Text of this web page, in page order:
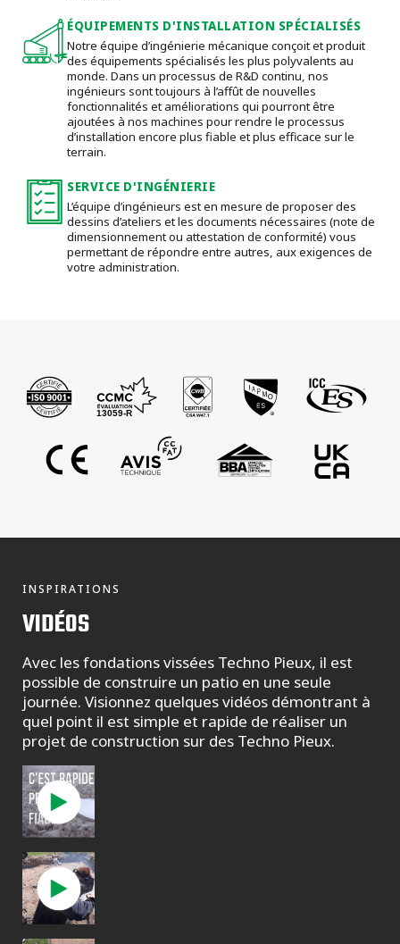
ÉQUIPEMENTS D'INSTALLATION SPÉCIALISÉS
Notre équipe d’ingénierie mécanique conçoit et produit
des équipements spécialisés les plus polyvalents au
monde. Dans un processus de R&D continu, nos
ingénieurs sont toujours à l’affût de nouvelles
fonctionnalités et améliorations qui pourront être
ajoutées à nos machines pour rendre le processus
d’installation encore plus fiable et plus efficace sur le
terrain.
SERVICE D'INGÉNIERIE
L’équipe d’ingénieurs est en mesure de proposer des
dessins d’ateliers et les documents nécessaires (note de
dimensionnement ou attestation de conformité) vous
permettant de répondre entre autres, aux exigences de
votre administration.
INSPIRATIONS
VIDÉOS
Avec les fondations vissées Techno Pieux, il est
possible de construire un patio en une seule
journée. Visionnez quelques vidéos démontrant à
quel point il est simple et rapide de réaliser un
projet de construction sur des Techno Pieux.